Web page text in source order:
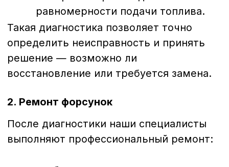
Мы используем только оригинальные
комплектующие и гарантируем точность
калибровки.
Для какой техники
выполняется ремонт
дизельных форсунок:
грузовых автомобилей(MAN,
Volvo, Scania, DAF, Mercedes-Benz,